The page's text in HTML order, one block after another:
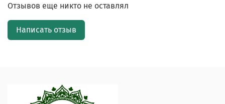
Отзывов еще никто не оставлял
Написать отзыв